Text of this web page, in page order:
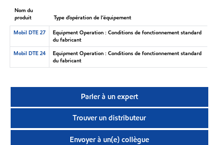
Nom du
produit
Type d’opération de l’équipement
Mobil DTE 27
Equipment Operation : Conditions de fonctionnement standard
du fabricant
Mobil DTE 24
Equipment Operation : Conditions de fonctionnement standard
du fabricant
Parler à un expert
Trouver un distributeur
Envoyer à un(e) collègue